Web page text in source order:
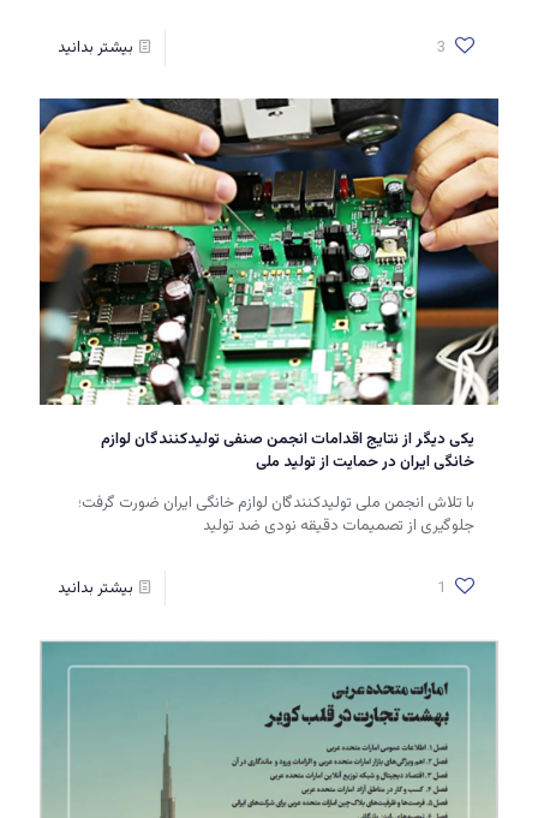
3 بیشتر بدانید
یکی دیگر از نتایج اقدامات انجمن صنفی تولیدکنندگان لوازم
خانگی ایران در حمایت از تولید ملی
با تلاش انجمن ملی تولیدکنندگان لوازم خانگی ایران ضورت گرفت؛
جلوگیری از تصمیمات دقیقه نودی ضد تولید
1 بیشتر بدانید